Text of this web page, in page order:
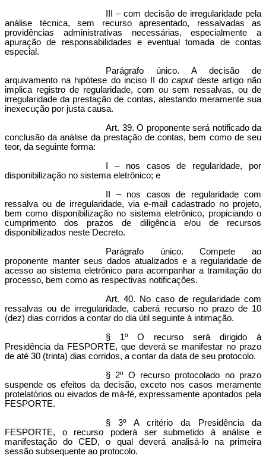
III – com decisão de irregularidade pela
análise técnica, sem recurso apresentado, ressalvadas as
providências administrativas necessárias, especialmente a
apuração de responsabilidades e eventual tomada de contas
especial.
Parágrafo único. A decisão de
arquivamento na hipótese do inciso II docaputdeste artigo não
implica registro de regularidade, com ou sem ressalvas, ou de
irregularidade da prestação de contas, atestando meramente sua
inexecução por justa causa.
Art. 39. O proponente será notificado da
conclusão da análise da prestação de contas, bem como de seu
teor, da seguinte forma:
I – nos casos de regularidade, por
disponibilização no sistema eletrônico; e
II – nos casos de regularidade com
ressalva ou de irregularidade, via e-mail cadastrado no projeto,
bem como disponibilização no sistema eletrônico, propiciando o
cumprimento dos prazos de diligência e/ou de recursos
disponibilizados neste Decreto.
Parágrafo único. Compete ao
proponente manter seus dados atualizados e a regularidade de
acesso ao sistema eletrônico para acompanhar a tramitação do
processo, bem como as respectivas notificações.
Art. 40. No caso de regularidade com
ressalvas ou de irregularidade, caberá recurso no prazo de 10
(dez) dias corridos a contar do dia útil seguinte à intimação.
§ 1º O recurso será dirigido à
Presidência da FESPORTE, que deverá se manifestar no prazo
de até 30 (trinta) dias corridos, a contar da data de seu protocolo.
§ 2º O recurso protocolado no prazo
suspende os efeitos da decisão, exceto nos casos meramente
protelatórios ou eivados de má-fé, expressamente apontados pela
FESPORTE.
§ 3º A critério da Presidência da
FESPORTE, o recurso poderá ser submetido à análise e
manifestação do CED, o qual deverá analisá-lo na primeira
sessão subsequente ao protocolo.